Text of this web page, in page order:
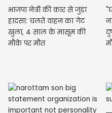
भाजपा नेत्री की कार से जुड़ा
हादसा: चलते वाहन का गेट
खुला, 4 साल के मासूम की
मौके पर मौत